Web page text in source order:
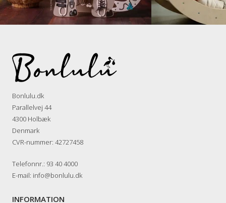
Bonlulu.dk
Parallelvej 44
4300 Holbæk
Denmark
CVR-nummer: 42727458
Telefonnr.: 93 40 4000
E-mail: info@bonlulu.dk
INFORMATION